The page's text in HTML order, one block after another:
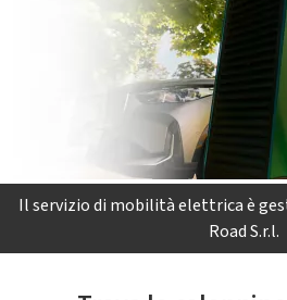
Il servizio di mobilità elettrica è
Road S.r.l.